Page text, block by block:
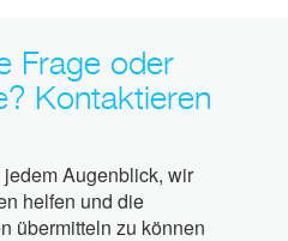
Frage oder
Kontaktieren
Augenblick, wir
helfen und die
übermitteln zu können